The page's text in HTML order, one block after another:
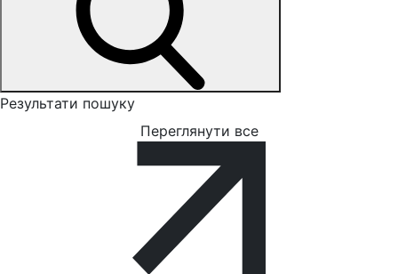
Результати пошуку
Переглянути все